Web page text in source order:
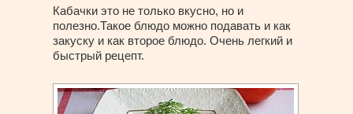
Кабачки это не только вкусно, но и
полезно.Такое блюдо можно подавать и как
закуску и как второе блюдо. Очень легкий и
быстрый рецепт.